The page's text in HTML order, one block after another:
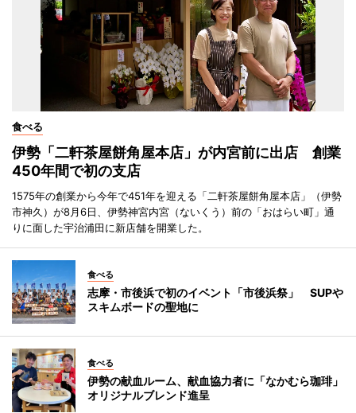
食べる
伊勢「二軒茶屋餅角屋本店」が内宮前に出店 創業
450年間で初の支店
1575年の創業から今年で451年を迎える「二軒茶屋餅角屋本店」（伊勢
市神久）が8月6日、伊勢神宮内宮（ないくう）前の「おはらい町」通
りに面した宇治浦田に新店舗を開業した。
食べる
志摩・市後浜で初のイベント「市後浜祭」 SUPや
スキムボードの聖地に
食べる
伊勢の献血ルーム、献血協力者に「なかむら珈琲」
オリジナルブレンド進呈